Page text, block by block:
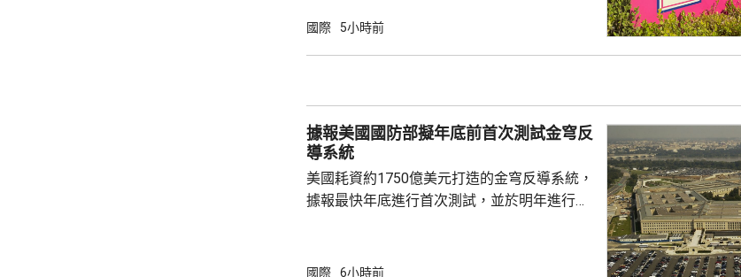
革，保證加強組織內部的透明度和誠信，以滿
俗場所，向十多名外籍球證提供「性招待」，
每人涉及的費用由數十萬至近百萬韓...
國際 5小時前
據報美國國防部擬年底前首次測試金穹反
導系統
美國耗資約1750億美元打造的金穹反導系統，
據報最快年底進行首次測試，並於明年進行飛
年進行兩次飛行測試，將攔截器發射到空中目
國際 6小時前